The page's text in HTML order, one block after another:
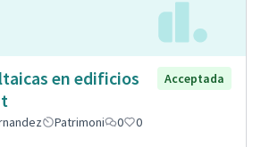
en edificios
Acceptada
Patrimoni 0 0